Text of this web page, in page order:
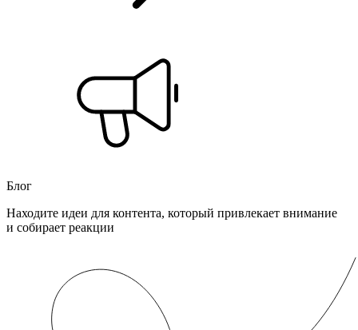
Блог
Находите идеи для контента, который привлекает внимание
и собирает реакции